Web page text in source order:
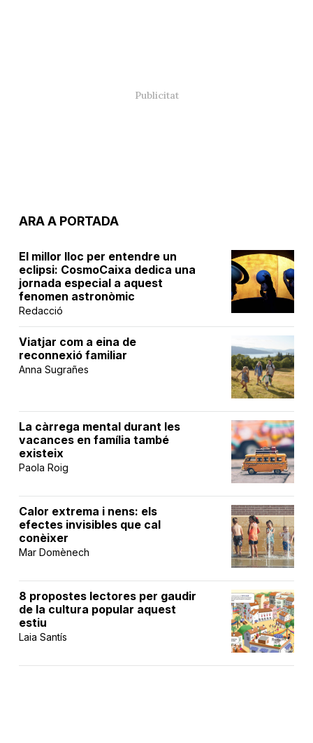
ARA A PORTADA
El millor lloc per entendre un
eclipsi: CosmoCaixa dedica una
jornada especial a aquest
fenomen astronòmic
Redacció
Viatjar com a eina de
reconnexió familiar
Anna Sugrañes
La càrrega mental durant les
vacances en família també
existeix
Paola Roig
Calor extrema i nens: els
efectes invisibles que cal
conèixer
Mar Domènech
8 propostes lectores per gaudir
de la cultura popular aquest
estiu
Laia Santís